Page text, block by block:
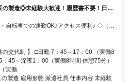
の製造◎未経験大歓迎！履歴書不要！日払
転車での通勤OK♪アクセス便利♪ ◇（近
歩4分 ◇（JR東海道・山陽本線）稲枝駅～
五箇荘駅～車10分 ◇（JR東海道・山陽本
近江鉄道八日市線）武佐駅～車23分
の交代制 】 □日勤 7：45～17：00 （実働8
45～深夜1：00（実働8時間 休憩75分）
実働...
製造 雇用形態 派遣社員 仕事内容 未経験